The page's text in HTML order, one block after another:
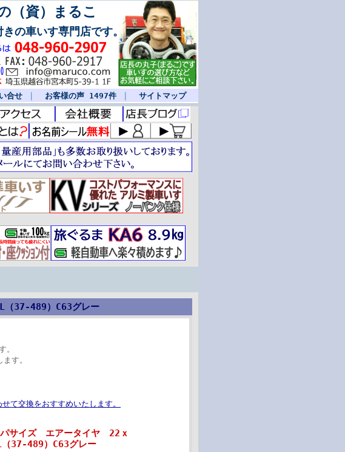
（資）まるこ
の車いす専門店です。
合せ お客様の声 1497件 サイトマップ
37-489）C63グレー
。
す。
て交換をおすすめいたします。
パサイズ エアータイヤ 22ｘ
37-489）C63グレー